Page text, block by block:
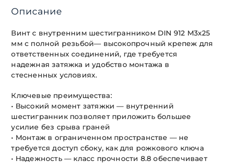
Описание
Винт с внутренним шестигранником DIN 912 М3х25
мм с полной резьбой— высокопрочный крепеж для
ответственных соединений, где требуется
надежная затяжка и удобство монтажа в
стесненных условиях.
Ключевые преимущества:
• Высокий момент затяжки — внутренний
шестигранник позволяет приложить большее
усилие без срыва граней
• Монтаж в ограниченном пространстве — не
требуется доступ сбоку, как для рожкового ключа
• Надежность — класс прочности 8.8 обеспечивает